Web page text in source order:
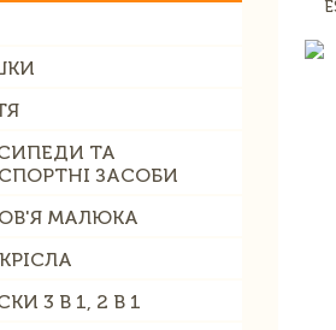
ТА
ЗАСОБИ
МАЛЮКА
3 В 1, 2 В 1